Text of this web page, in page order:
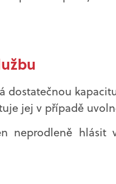
dostatečnou
jej v případě
neprodleně hlásit